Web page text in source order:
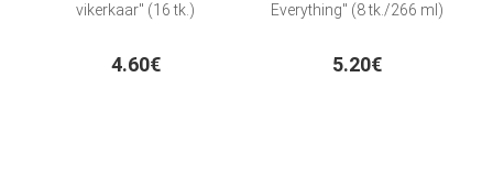
vikerkaar" (16 tk.)
4.60€
Everything" (8 tk./266 ml)
5.20€